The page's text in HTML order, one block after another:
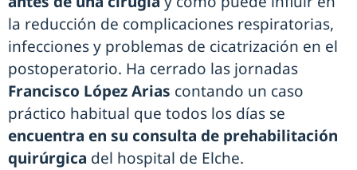
la reducción de complicaciones respiratorias,
infecciones y problemas de cicatrización en el
postoperatorio. Ha cerrado las jornadas
Francisco López Arias contando un caso
práctico habitual que todos los días se
encuentra en su consulta de prehabilitación
quirúrgica del hospital de Elche.